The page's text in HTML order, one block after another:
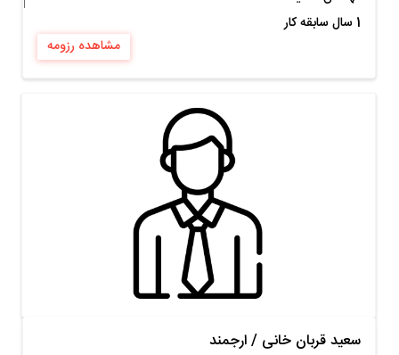
1 سال سابقه کار
مشاهده رزومه
سعید قربان خانی /ارجمند